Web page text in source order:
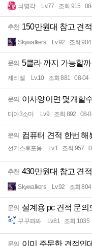
뇌명각 Lv.77 조회 915
추천 150만원대 참고 견
Skywalkers Lv.92 조회 904
문의 5클라 까지 가능할
제리젤 Lv.10 조회 881 08-04
문의 이사양이면 몇개할
디아3소마 Lv.9 조회 892 08-
문의 컴퓨터 견적 한번
선키스후포옹 Lv.1 조회 957
추천 430만원대 참고 견
Skywalkers Lv.92 조회 804
문의 설계용 pc 견적 문의
꾸꾸꽈꽈 Lv.81 조회 1035
문의 이미 주문한 견적인